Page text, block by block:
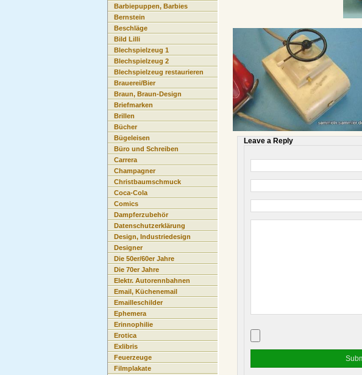
Leave a Reply
Barbiepuppen, Barbies
Bernstein
Beschläge
Bild Lilli
Blechspielzeug 1
Blechspielzeug 2
Blechspielzeug restaurieren
Brauerei/Bier
Braun, Braun-Design
Briefmarken
Brillen
Bücher
Bügeleisen
Büro und Schreiben
Carrera
Champagner
Christbaumschmuck
Coca-Cola
Comics
Dampferzubehör
Datenschutzerklärung
Design, Industriedesign
Designer
Die 50er/60er Jahre
Die 70er Jahre
Elektr. Autorennbahnen
Email, Küchenemail
Emailleschilder
Ephemera
Erinnophilie
Erotica
Exlibris
Feuerzeuge
Filmplakate